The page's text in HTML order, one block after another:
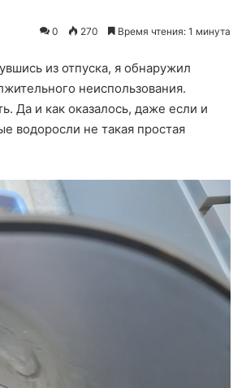
0 270 Время чтения: 1 минута
из отпуска, я обнаружил
неиспользования.
Да и как оказалось, даже если и
водоросли не такая простая
05.08.2026
начинающих: с чего начать